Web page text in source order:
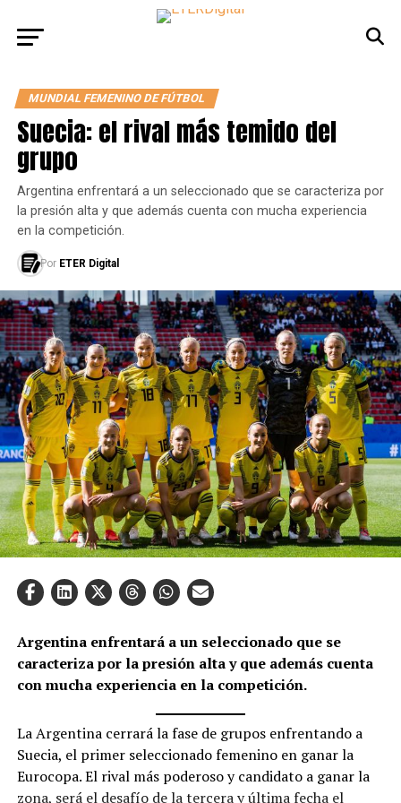
MUNDIAL FEMENINO DE FÚTBOL
Suecia: el rival más temido del
grupo
Argentina enfrentará a un seleccionado que se caracteriza por
la presión alta y que además cuenta con mucha experiencia
en la competición.
Por ETER Digital
Argentina enfrentará a un seleccionado que se
caracteriza por la presión alta y que además cuenta
con mucha experiencia en la competición.
La Argentina cerrará la fase de grupos enfrentando a
Suecia, el primer seleccionado femenino en ganar la
Eurocopa. El rival más poderoso y candidato a ganar la
zona, será el desafío de la tercera y última fecha el